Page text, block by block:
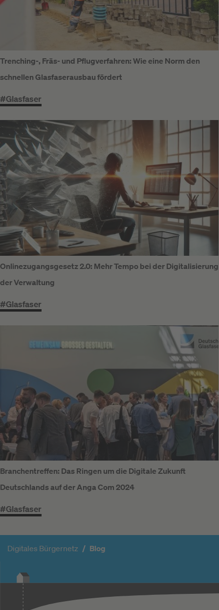
Trenching-, Fräs- und Pflugverfahren: Wie eine Norm den
schnellen Glasfaserausbau fördert
#Glasfaser
Onlinezugangsgesetz 2.0: Mehr Tempo bei der Digitalisierung
der Verwaltung
#Glasfaser
Branchentreffen: Das Ringen um die Digitale Zukunft
Deutschlands auf der Anga Com 2024
#Glasfaser
Digitales Bürgernetz Blog